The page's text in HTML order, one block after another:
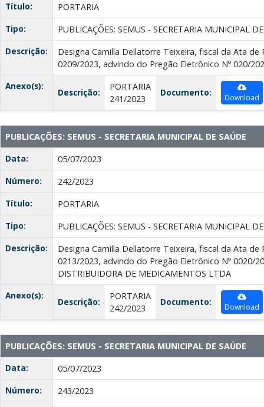
Título:
PORTARIA
Tipo:
PUBLICAÇÕES: SEMUS - SECRETARIA MUNICIPAL
Descrição:
Designa Camilla Dellatorre Teixeira, fiscal da Ata de
0209/2023, advindo do Pregão Eletrônico Nº 020/
Anexo(s):
Descrição:
PORTARIA
241/2023
Documento: Download
PUBLICAÇÕES: SEMUS - SECRETARIA MUNICIPAL DE SAÚDE
Data:
05/07/2023
Número:
242/2023
Título:
PORTARIA
Tipo:
PUBLICAÇÕES: SEMUS - SECRETARIA MUNICIPAL
Descrição:
Designa Camilla Dellatorre Teixeira, fiscal da Ata de
0213/2023, advindo do Pregão Eletrônico Nº 0020/
DISTRIBUIDORA DE MEDICAMENTOS LTDA
Anexo(s):
Descrição:
PORTARIA
242/2023
Documento: Download
PUBLICAÇÕES: SEMUS - SECRETARIA MUNICIPAL DE SAÚDE
Data:
05/07/2023
Número:
243/2023